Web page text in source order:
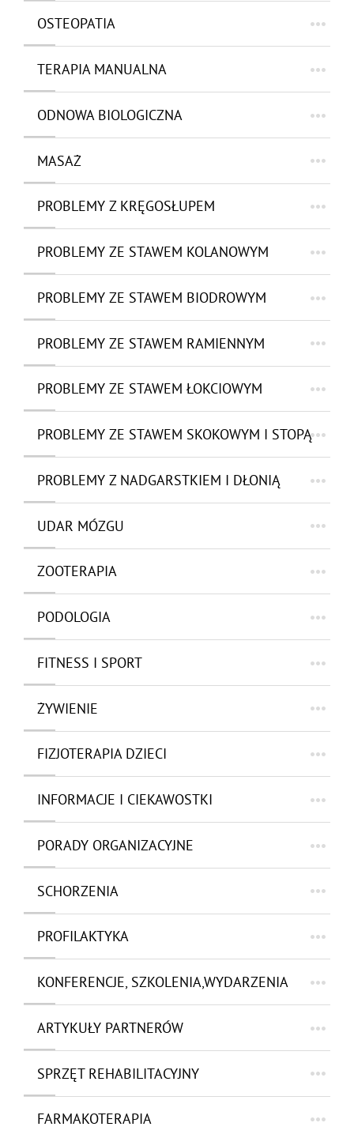
OSTEOPATIA
TERAPIA MANUALNA
ODNOWA BIOLOGICZNA
MASAŻ
PROBLEMY Z KRĘGOSŁUPEM
PROBLEMY ZE STAWEM KOLANOWYM
PROBLEMY ZE STAWEM BIODROWYM
PROBLEMY ZE STAWEM RAMIENNYM
PROBLEMY ZE STAWEM ŁOKCIOWYM
PROBLEMY ZE STAWEM SKOKOWYM I STOPĄ
PROBLEMY Z NADGARSTKIEM I DŁONIĄ
UDAR MÓZGU
ZOOTERAPIA
PODOLOGIA
FITNESS I SPORT
ŻYWIENIE
FIZJOTERAPIA DZIECI
INFORMACJE I CIEKAWOSTKI
PORADY ORGANIZACYJNE
SCHORZENIA
PROFILAKTYKA
KONFERENCJE, SZKOLENIA,WYDARZENIA
ARTYKUŁY PARTNERÓW
SPRZĘT REHABILITACYJNY
FARMAKOTERAPIA